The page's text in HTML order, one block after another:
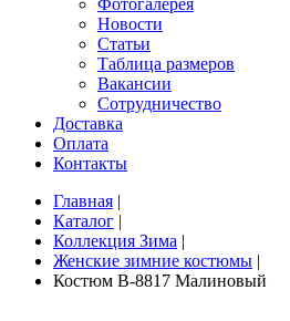
Фотогалерея
Новости
Статьи
Таблица размеров
Вакансии
Сотрудничество
Доставка
Оплата
Контакты
Главная |
Каталог |
Коллекция Зима |
Женские зимние костюмы |
Костюм B-8817 Малиновый